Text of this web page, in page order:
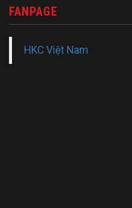
FANPAGE
HKC Việt Nam